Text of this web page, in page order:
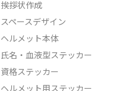
挨拶状作成
スペースデザイン
ヘルメット本体
氏名・血液型ステッカー
資格ステッカー
ヘルメット用ステッカー